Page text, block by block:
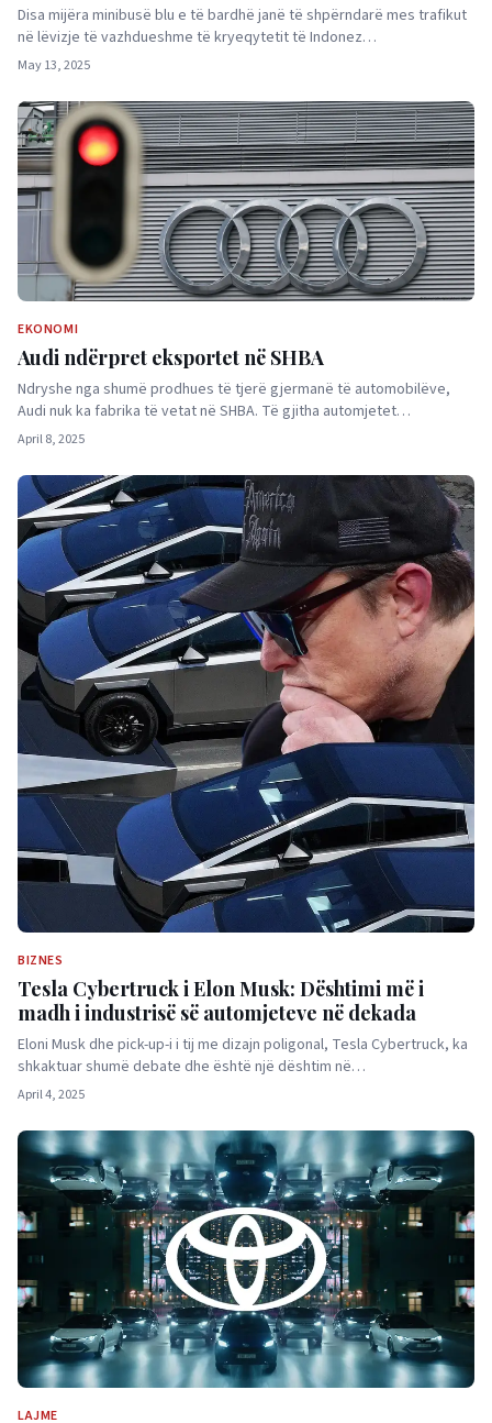
Disa mijëra minibusë blu e të bardhë janë të shpërndarë mes trafikut
në lëvizje të vazhdueshme të kryeqytetit të Indonez…
May 13, 2025
EKONOMI
Audi ndërpret eksportet në SHBA
Ndryshe nga shumë prodhues të tjerë gjermanë të automobilëve,
Audi nuk ka fabrika të vetat në SHBA. Të gjitha automjetet…
April 8, 2025
BIZNES
Tesla Cybertruck i Elon Musk: Dështimi më i
madh i industrisë së automjeteve në dekada
Eloni Musk dhe pick-up-i i tij me dizajn poligonal, Tesla Cybertruck, ka
shkaktuar shumë debate dhe është një dështim në…
April 4, 2025
LAJME